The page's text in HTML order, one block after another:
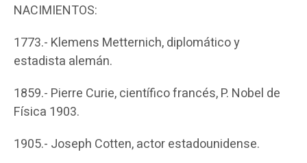
NACIMIENTOS:
1773.- Klemens Metternich, diplomático y
estadista alemán.
1859.- Pierre Curie, científico francés, P. Nobel de
Física 1903.
1905.- Joseph Cotten, actor estadounidense.